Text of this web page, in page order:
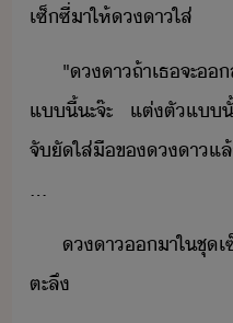
เซ็ซี่​า​ให้​า​ใส่
"​า​ถ้า​เธ​จะ​
แี้​ะจ๊ะ​ ​ ​แต่ตั​แ
จั​ั​ใส่​ื​ข​า​แ
...
า​า​ใ​ชุ​
ตะลึ